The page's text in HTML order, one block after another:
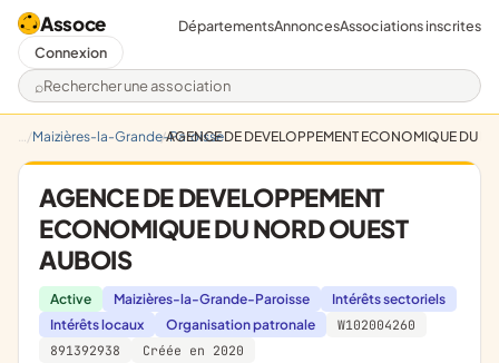
Assoce
Rechercher une association
DépartementsAnnoncesAssociations inscrites
Connexion
Maizières-la-Grande-ParoisseAGENCE DE DEVELOPPEMENT ECONOMIQUE DU
AGENCE DE DEVELOPPEMENT
ECONOMIQUE DU NORD OUEST
AUBOIS
Active Maizières-la-Grande-Paroisse
Intérêts sectoriels
Intérêts locaux
Organisation patronale
W102004260
891392938
Créée en 2020